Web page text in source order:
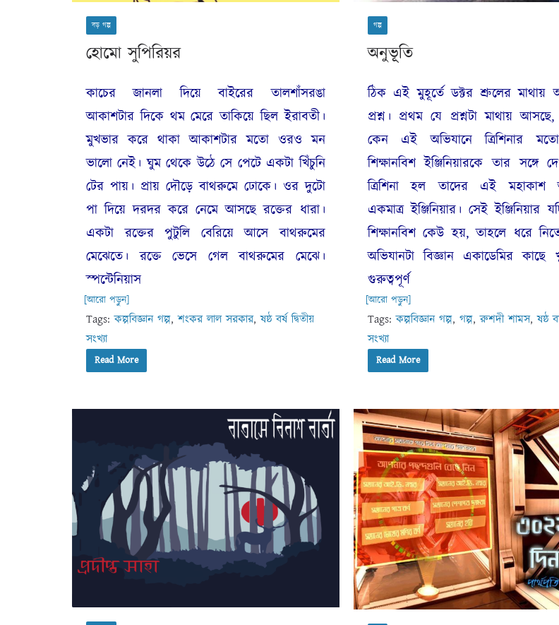
বড় গল্প
হোমো সুপিরিয়র
কাচের জানলা দিয়ে বাইরের তালশাঁসরঙা
আকাশটার দিকে থম মেরে তাকিয়ে ছিল ইরাবতী।
মুখভার করে থাকা আকাশটার মতো ওরও মন
ভালো নেই। ঘুম থেকে উঠে সে পেটে একটা খিঁচুনি
টের পায়। প্রায় দৌড়ে বাথরুমে ঢোকে। ওর দুটো
পা দিয়ে দরদর করে নেমে আসছে রক্তের ধারা।
একটা রক্তের পুটুলি বেরিয়ে আসে বাথরুমের
মেঝেতে। রক্তে ভেসে গেল বাথরুমের মেঝে।
স্পন্টেনিয়াস
[আরো পড়ুন]
Tags:কল্পবিজ্ঞান গল্প,শংকর লাল সরকার,ষষ্ঠ বর্ষ দ্বিতীয়
সংখ্যা
Read More
গল্প
অনুভূতি
ঠিক এই মুহূর্তে ডক্টর শ্রুলের মাথায়
প্রশ্ন। প্রথম যে প্রশ্নটা মাথায়
কেন এই অভিযানে ত্রিশিনার
শিক্ষানবিশ ইঞ্জিনিয়ারকে তার সঙ্গে
ত্রিশিনা হল তাদের এই মহাকাশ
একমাত্র ইঞ্জিনিয়ার। সেই
শিক্ষানবিশ কেউ হয়, তাহলে ধরে
অভিযানটা বিজ্ঞান একাডেমির
গুরুত্বপূর্ণ
[আরো পড়ুন]
Tags:কল্পবিজ্ঞান গল্প, গল্প,রুশদী শামস,ষষ্ঠ
সংখ্যা
Read More